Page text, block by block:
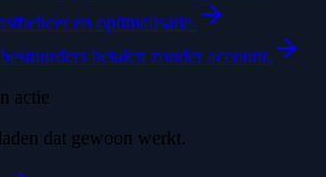
en optimalisatie.
betalen zonder account.
actie
dat gewoon werkt.